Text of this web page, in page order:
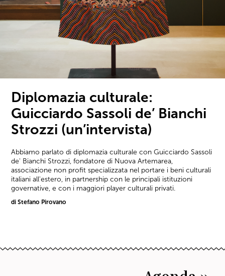
Diplomazia culturale:
Guicciardo Sassoli de’ Bianchi
Strozzi (un’intervista)
Abbiamo parlato di diplomazia culturale con Guicciardo Sassoli
de' Bianchi Strozzi, fondatore di Nuova Artemarea,
associazione non profit specializzata nel portare i beni culturali
italiani all'estero, in partnership con le principali istituzioni
governative, e con i maggiori player culturali privati.
di Stefano Pirovano